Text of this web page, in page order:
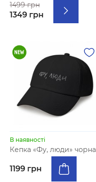
1499 грн
1349 грн
В наявності
Кепка «Фу, люди» чорна
1199 грн